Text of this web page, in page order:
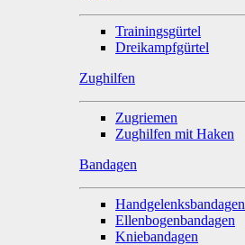
Trainingsgürtel
Dreikampfgürtel
Zughilfen
Zugriemen
Zughilfen mit Haken
Bandagen
Handgelenksbandagen
Ellenbogenbandagen
Kniebandagen